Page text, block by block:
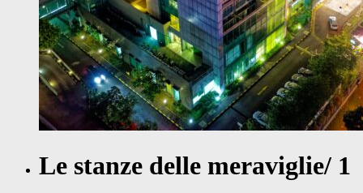
Le stanze delle meraviglie/ 1